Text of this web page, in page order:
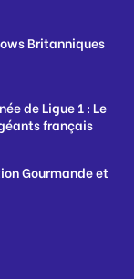
Britanniques
de Ligue 1 : Le
français
Gourmande et